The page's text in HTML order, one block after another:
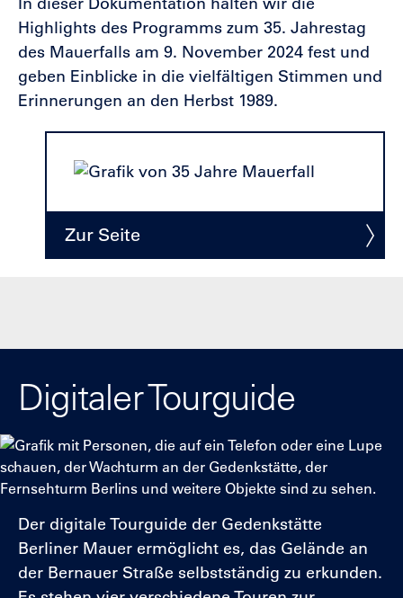
Highlights des Programms zum 35. Jahrestag
des Mauerfalls am 9. November 2024 fest und
geben Einblicke in die vielfältigen Stimmen und
Erinnerungen an den Herbst 1989.
Zur Seite
Digitaler Tourguide
Der digitale Tourguide der Gedenkstätte
Berliner Mauer ermöglicht es, das Gelände an
der Bernauer Straße selbstständig zu erkunden.